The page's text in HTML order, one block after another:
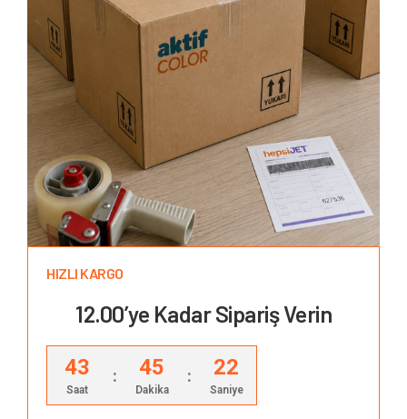
HIZLI KARGO
12.00’ye Kadar Sipariş Verin
43
Saat
: 45
Dakika
: 21
Saniye